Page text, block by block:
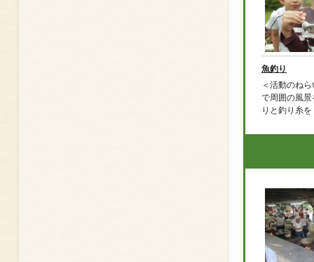
魚釣り
＜活動のね
で周囲の風
りと釣り糸を